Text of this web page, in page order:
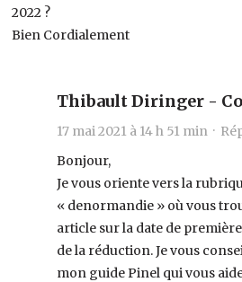
2022 ?
Bien Cordialement
Thibault Diringer -
17 mai 2021 à 14 h 51 min ·
Bonjour,
Je vous oriente vers la
« denormandie » où vous
article sur la date de
de la réduction. Je vous
mon guide Pinel qui vous